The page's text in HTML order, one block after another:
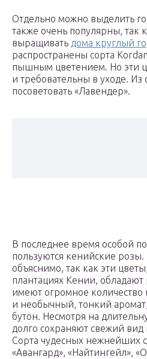
Отдельно можно выделить
также очень популярны, так
выращивать дома круглый
распространены сорта
пышным цветением. Но эти
и требовательны в уходе.
посоветовать «Лавендер».
В последнее время особой
пользуются кенийские розы.
объяснимо, так как эти
плантациях Кении, обладают
имеют огромное количество
и необычный, тонкий
бутон. Несмотря на
долго сохраняют свежий
Сорта чудесных нежнейших
«Авангард», «Найтингейл»,